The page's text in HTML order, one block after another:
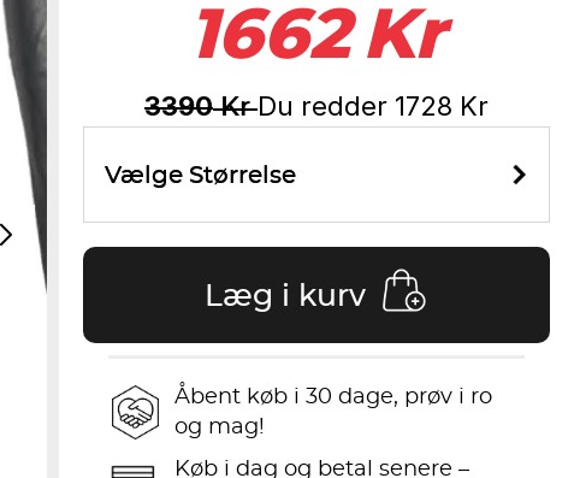
1662 Kr
3390KrDu redder 1728 Kr
Vælge Størrelse
Læg i kurv
Åbent køb i 30 dage, prøv i ro
og mag!
Køb i dag og betal senere –